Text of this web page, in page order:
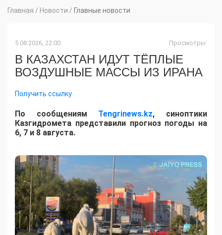
Главная / Новости / Главные новости
5.08.2026, 22:00 Просмотры:
В КАЗАХСТАН ИДУТ ТЁПЛЫЕ
ВОЗДУШНЫЕ МАССЫ ИЗ ИРАНА
Получить ссылку
По сообщениям Tengrinews.kz, синоптики
Казгидромета представили прогноз погоды на
6, 7 и 8 августа.